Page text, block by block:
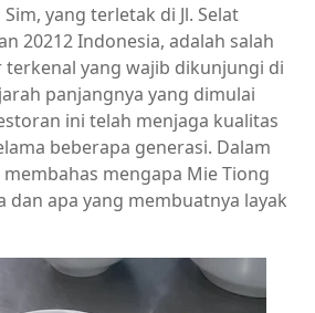
yang terletak di Jl. Selat
20212 Indonesia, adalah salah
yang wajib dikunjungi di
panjangnya yang dimulai
ini telah menjaga kualitas
beberapa generasi. Dalam
mengapa Mie Tiong
dan apa yang membuatnya layak